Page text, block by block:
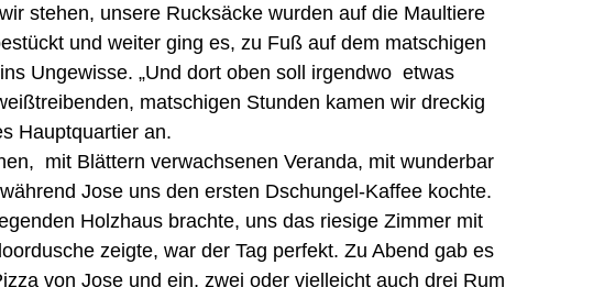
stehen, unsere Rucksäcke wurden auf die Maultiere
und weiter ging es, zu Fuß auf dem matschigen
Ungewisse. „Und dort oben soll irgendwo  etwas
matschigen Stunden kamen wir dreckig
Hauptquartier an.
mit Blättern verwachsenen Veranda, mit wunderbar
Jose uns den ersten Dschungel-Kaffee kochte.
Holzhaus brachte, uns das riesige Zimmer mit
zeigte, war der Tag perfekt. Zu Abend gab es
von Jose und ein, zwei oder vielleicht auch drei Rum